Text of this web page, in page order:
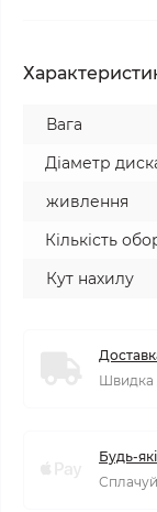
Вага
Діаметр
живлення
Кількість
Кут нахилу
Швидка
Будь-